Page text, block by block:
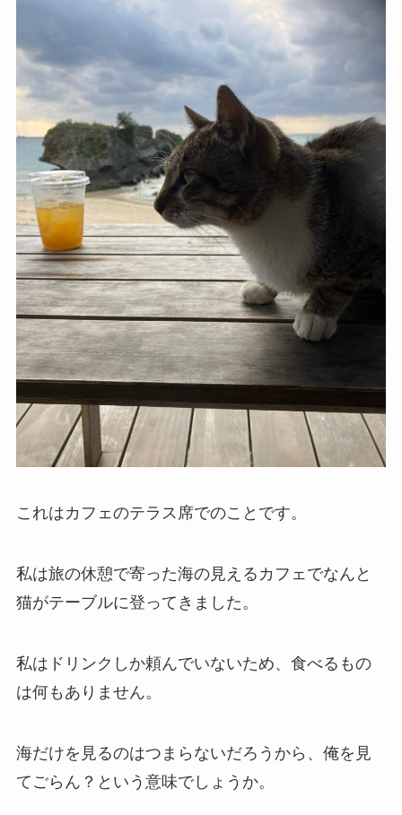
これはカフェのテラス席でのことです。
私は旅の休憩で寄った海の見えるカフェでなんと
猫がテーブルに登ってきました。
私はドリンクしか頼んでいないため、食べるもの
は何もありません。
海だけを見るのはつまらないだろうから、俺を見
てごらん？という意味でしょうか。